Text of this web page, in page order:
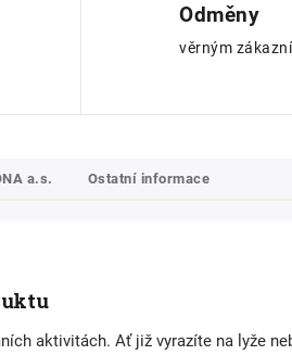
Odměny
věrným
a.s. Ostatní informace
aktivitách. Ať již vyrazíte na lyže